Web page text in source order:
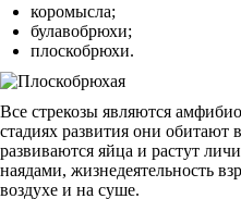
коромысла;
булавобрюхи;
плоскобрюхи.
Все стрекозы являются
стадиях развития они обитают
развиваются яйца и растут
наядами, жизнедеятельность
воздухе и на суше.